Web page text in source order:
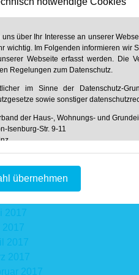
2019
2019
2019
2019
2019
2017
2017
2017
2017
2017
2017
2017
2017
2017
2017
uns über Ihr Interesse an unserer
wichtig. Im Folgenden informieren wir
Webseite erfasst werden. Die
Regelungen zum Datenschutz.
im Sinne der Datenschutz-
sowie sonstiger
der Haus-, Wohnungs- und
Isenburg-Str. 9-11
rlp.de
der Webseite und
unserer Webseite ist es technisch
übermittelt werden. So
zwischen Ihrem
und Uhrzeit des Zugriffs auf unsere
übernehmen